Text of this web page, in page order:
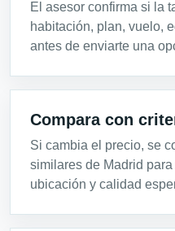
El asesor confirma si la
habitación, plan, vuelo,
antes de enviarte una
Compara con
Si cambia el precio, se
similares de Madrid
ubicación y calidad